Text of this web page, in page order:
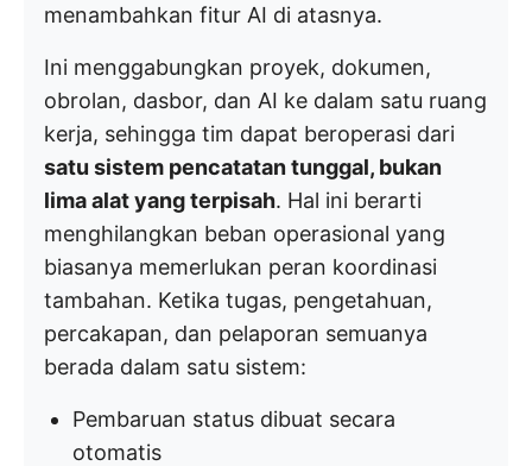
menambahkan fitur AI di atasnya.
Ini menggabungkan proyek, dokumen,
obrolan, dasbor, dan AI ke dalam satu ruang
kerja, sehingga tim dapat beroperasi dari
satu sistem pencatatan tunggal, bukan
lima alat yang terpisah. Hal ini berarti
menghilangkan beban operasional yang
biasanya memerlukan peran koordinasi
tambahan. Ketika tugas, pengetahuan,
percakapan, dan pelaporan semuanya
berada dalam satu sistem:
Pembaruan status dibuat secara
otomatis